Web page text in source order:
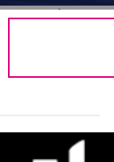
1